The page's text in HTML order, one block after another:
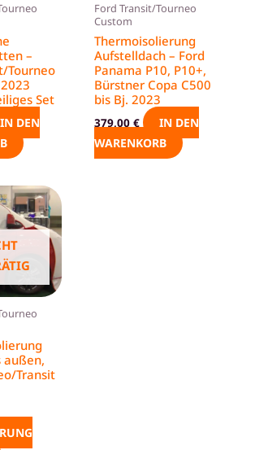
–
Tourneo
Set
IN DEN
Ford Transit/Tourneo
Custom
Thermoisolierung
Aufstelldach – Ford
Panama P10, P10+,
Bürstner Copa C500
bis Bj. 2023
379,00 €
IN DEN
WARENKORB
außen,
Transit
Dieses
Produkt
mehrere
Varianten
auf.
Die
Optionen
können
auf
Produktseite
gewählt